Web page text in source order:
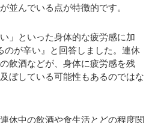
並んでいる点が特徴的です。
」といった身体的な疲労感に加
のが辛い』と回答しました。連休
飲酒などが、身体に疲労感を残
ぼしている可能性もあるのではな
休中の飲酒や食生活とどの程度関